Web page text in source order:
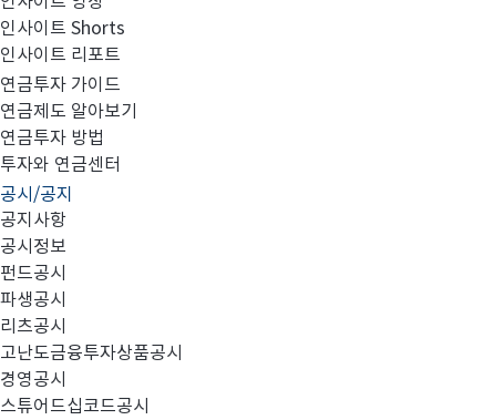
인사이트 Shorts
인사이트 리포트
연금투자 가이드
연금제도 알아보기
연금투자 방법
투자와 연금센터
공시/공지
공지사항
공시정보
펀드공시
파생공시
리츠공시
고난도금융투자상품공시
경영공시
스튜어드십코드공시
고난도금융투자상품_공시_20221114